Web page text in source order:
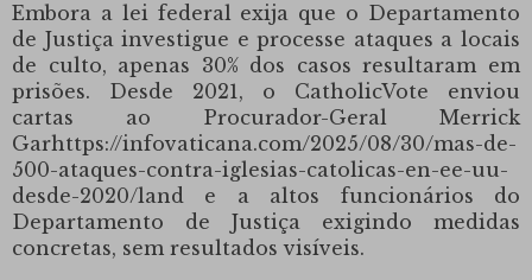
Embora a lei federal exija que o Departamento
de Justiça investigue e processe ataques a locais
de culto, apenas 30% dos casos resultaram em
prisões.
Desde 2021, o CatholicVote enviou
cartas ao Procurador-Geral Merrick
Garhttps://infovaticana.com/2025/08/30/mas-de-
500-ataques-contra-iglesias-catolicas-en-ee-uu-
desde-2020/land e a altos funcionários do
Departamento de Justiça exigindo medidas
concretas, sem resultados visíveis.